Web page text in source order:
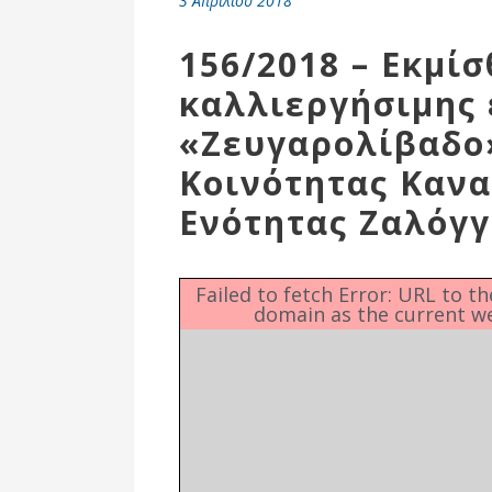
Ενότητες
156/2018 –
Κοινότητας
Ενότητας
Failed to fetch Error: URL to
domain as the current